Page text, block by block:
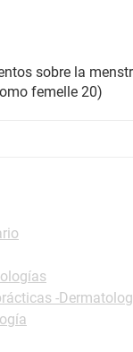
sobre la
femelle 20)
-